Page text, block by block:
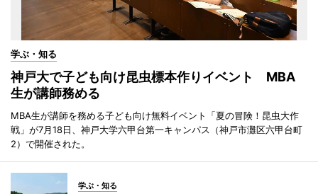
学ぶ・知る
神戸大で子ども向け昆虫標本作りイベント MBA
生が講師務める
MBA生が講師を務める子ども向け無料イベント「夏の冒険！昆虫大作
戦」が7月18日、神戸大学六甲台第一キャンパス（神戸市灘区六甲台町
2）で開催された。
学ぶ・知る